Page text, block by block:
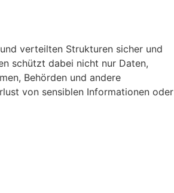
verteilten Strukturen sicher und
schützt dabei nicht nur Daten,
Behörden und andere
von sensiblen Informationen oder